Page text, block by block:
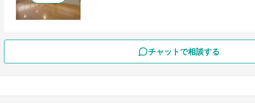
チャットで相談する